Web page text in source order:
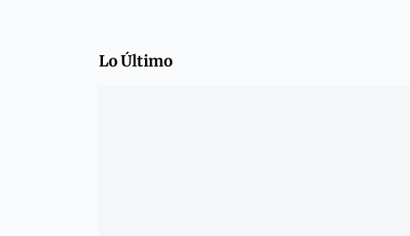
Lo Último